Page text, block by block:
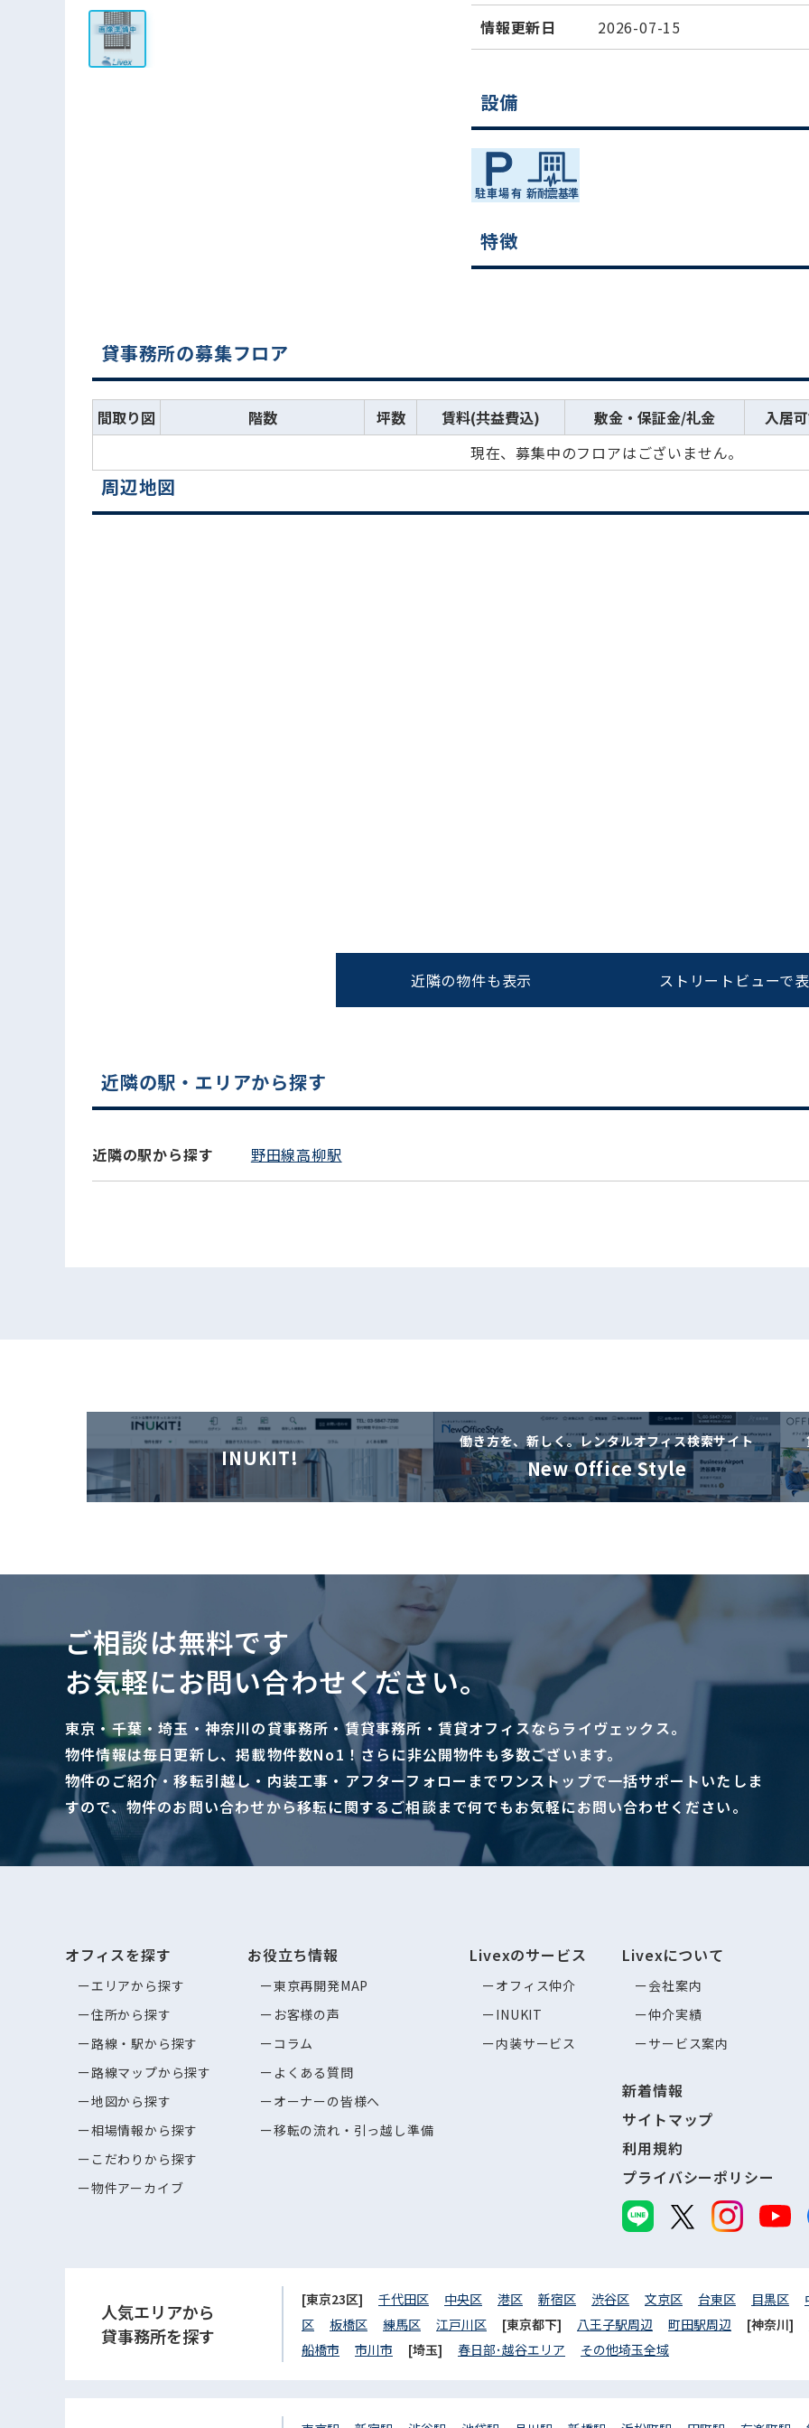
情報更新日 2026-07-15
設備
特徴
貸事務所の募集フロア
間取り図 階数 坪数 賃料(共益費込) 敷金・保証金/礼金 入居
現在、募集中のフロアはございません。
0120-620-213
平日 9:00〜18:00
周辺地図
近隣の物件も表示 ストリートビューで
近隣の駅・エリアから探す
近隣の駅から探す 野田線高柳駅
INUKIT!
働き方を、新しく。レンタルオフィス検索サイト
New Office Style
ご相談は無料です
お気軽にお問い合わせください。
東京・千葉・埼玉・神奈川の貸事務所・賃貸事務所・賃貸オフィスならライヴェックス。
物件情報は毎日更新し、掲載物件数No1！さらに非公開物件も多数ございます。
物件のご紹介・移転引越し・内装工事・アフターフォローまでワンストップで一括サポートいたしま
すので、物件のお問い合わせから移転に関するご相談まで何でもお気軽にお問い合わせください。
オフィスを探す
エリアから探す
住所から探す
路線・駅から探す
路線マップから探す
地図から探す
相場情報から探す
こだわりから探す
物件アーカイブ
お役立ち情報
東京再開発MAP
お客様の声
コラム
よくある質問
オーナーの皆様へ
移転の流れ・引っ越し準備
Livexのサービス
オフィス仲介
INUKIT
内装サービス
Livexについて
会社案内
仲介実績
サービス案内
新着情報
サイトマップ
利用規約
プライバシーポリシー
人気エリアから
貸事務所を探す
[東京23区] 千代田区 中央区 港区 新宿区 渋谷区 文京区 台東区 目黒区
区
板橋区 練馬区 江戸川区 [東京都下] 八王子駅周辺 町田駅周辺 [神奈川]
船橋市
市川市 [埼玉] 春日部･越谷エリア その他埼玉全域